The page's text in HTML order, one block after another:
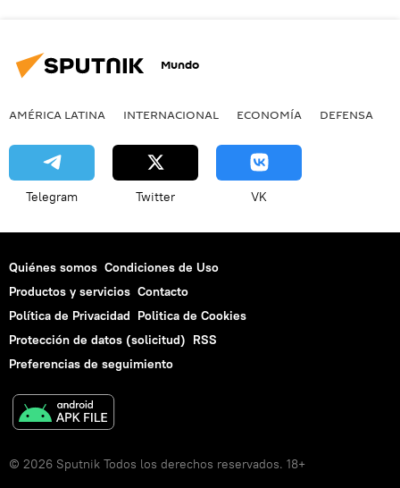
Mundo
AMÉRICA LATINA INTERNACIONAL ECONOMÍA DEFENSA
Telegram Twitter VK
Quiénes somos Condiciones de Uso
Productos y servicios Contacto
Política de Privacidad Politica de Cookies
Protección de datos (solicitud) RSS
Preferencias de seguimiento
© 2026 Sputnik Todos los derechos reservados. 18+